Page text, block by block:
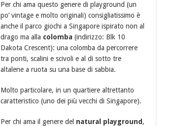
Per chi ama questo genere di playground (un
po’ vintage e molto originali) consigliatissimo è
anche il parco giochi a Singapore ispirato non al
drago ma alla colomba (indirizzo: Blk 10
Dakota Crescent): una colomba da percorrere
tra ponti, scalini e scivoli e al di sotto tre
altalene a ruota su una base di sabbia.
Molto particolare, in un quartiere altrettanto
caratteristico (uno dei più vecchi di Singapore).
Per chi ama il genere del natural playground ,